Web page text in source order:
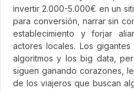
invertir 2.000-5.000€ en un
para conversión, narrar sin
establecimiento y forjar
actores locales. Los
algoritmos y los big data,
siguen ganando corazones,
de los viajeros que buscan